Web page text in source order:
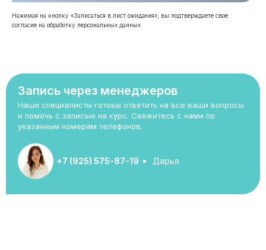
Запись через менеджеров
Наши специалисты готовы ответить на все ваши вопросы
и помочь с записью на курс. Свяжитесь с нами по
указанным номерам телефонов.
+7 (925) 575-87-19 Дарья
Нажимая на кнопку «Записаться в лист ожидания», вы подтверждаете свое
согласие на обработку персональных данных